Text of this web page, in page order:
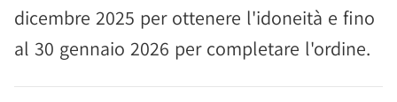
dicembre 2025 per ottenere l'idoneità e fino
al 30 gennaio 2026 per completare l'ordine.